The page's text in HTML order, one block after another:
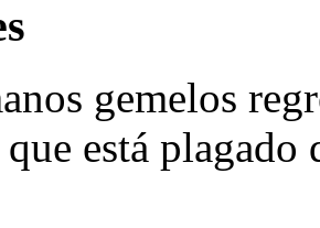
gemelos
está